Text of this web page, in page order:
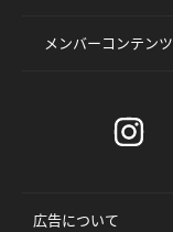
メンバーコンテンツ
広告について